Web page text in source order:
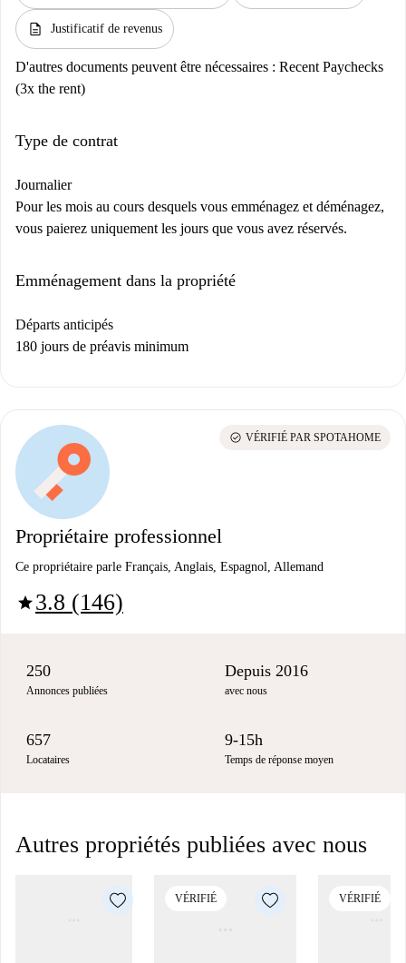
description Justificatif de revenus
D'autres documents peuvent être nécessaires : Recent Paychecks
(3x the rent)
Type de contrat
Journalier
Pour les mois au cours desquels vous emménagez et déménagez,
vous paierez uniquement les jours que vous avez réservés.
Emménagement dans la propriété
Départs anticipés
180 jours de préavis minimum
Propriétaire professionnel
Ce propriétaire parle Français, Anglais, Espagnol, Allemand
star3.8 (146)
check_circle VÉRIFIÉ PAR SPOTAHOME
250
Annonces publiées
Depuis 2016
avec nous
657
Locataires
9-15h
Temps de réponse moyen
Autres propriétés publiées avec nous
VÉRIFIÉ VÉRIFIÉ